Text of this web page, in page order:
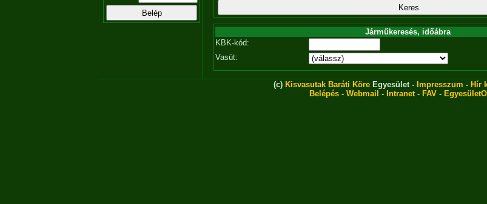
Járműkeresés, időábra
KBK-kód:
Vasút:
(c) Kisvasutak Baráti Köre Egyesület - Impresszum - Hír
Belépés - Webmail - Intranet- FAV -